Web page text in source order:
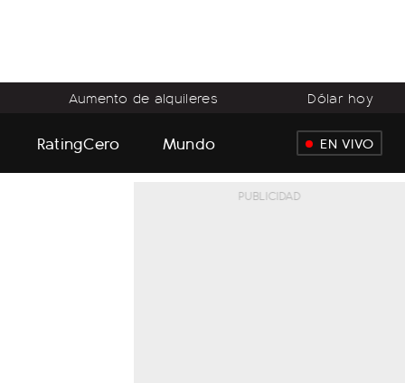
Aumento de alquileres Dólar hoy
RatingCero Mundo EN VIVO